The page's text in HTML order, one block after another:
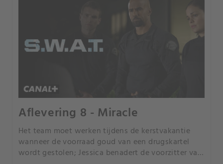
Aflevering 8 - Miracle
Het team moet werken tijdens de kerstvakantie
wanneer de voorraad goud van een drugskartel
wordt gestolen; Jessica benadert de voorzitter van